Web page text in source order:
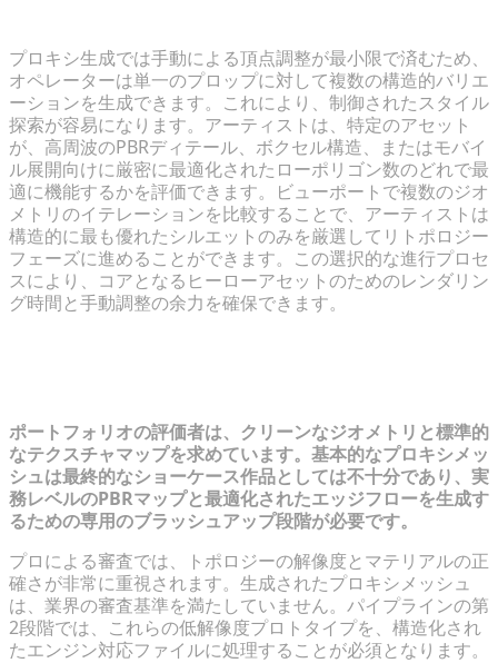
プロキシ生成では手動による頂点調整が最小限で済むため、
オペレーターは単一のプロップに対して複数の構造的バリエ
ーションを生成できます。これにより、制御されたスタイル
探索が容易になります。アーティストは、特定のアセット
が、高周波のPBRディテール、ボクセル構造、またはモバイ
ル展開向けに厳密に最適化されたローポリゴン数のどれで最
適に機能するかを評価できます。ビューポートで複数のジオ
メトリのイテレーションを比較することで、アーティストは
構造的に最も優れたシルエットのみを厳選してリトポロジー
フェーズに進めることができます。この選択的な進行プロセ
スにより、コアとなるヒーローアセットのためのレンダリン
グ時間と手動調整の余力を確保できます。
ポートフォリオの評価者は、クリーンなジオメトリと標準的
なテクスチャマップを求めています。基本的なプロキシメッ
シュは最終的なショーケース作品としては不十分であり、実
務レベルのPBRマップと最適化されたエッジフローを生成す
るための専用のブラッシュアップ段階が必要です。
プロによる審査では、トポロジーの解像度とマテリアルの正
確さが非常に重視されます。生成されたプロキシメッシュ
は、業界の審査基準を満たしていません。パイプラインの第
2段階では、これらの低解像度プロトタイプを、構造化され
たエンジン対応ファイルに処理することが必須となります。